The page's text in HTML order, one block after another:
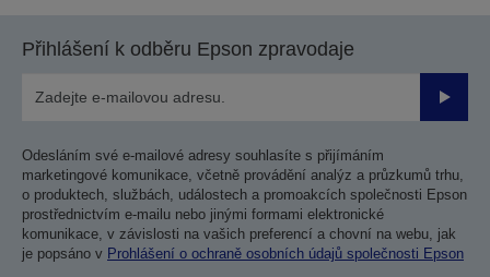
Přihlášení k odběru Epson zpravodaje
Odesláním své e-mailové adresy souhlasíte s přijímáním
marketingové komunikace, včetně provádění analýz a průzkumů trhu,
o produktech, službách, událostech a promoakcích společnosti Epson
prostřednictvím e-mailu nebo jinými formami elektronické
komunikace, v závislosti na vašich preferencí a chovní na webu, jak
je popsáno v Prohlášení o ochraně osobních údajů společnosti Epson